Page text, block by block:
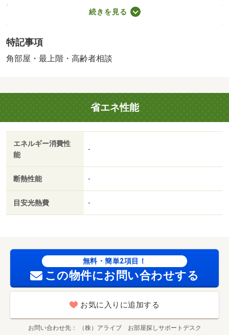
要。）・☆お問い合わせは『アライブお部屋探しサポート
デスク』まで☆『空室確認』『内見方法』などご不明な点
１．１ヶ月
続きを見る
特記事項
角部屋・最上階・高齢者相談
省エネ性能
エネルギー消費性
能
-
断熱性能 -
目安光熱費 -
無料・簡単2項目！
この物件にお問い合わせする
お気に入りに追加する
お問い合わせ先 （株）アライブ お部屋探しサポートデスク